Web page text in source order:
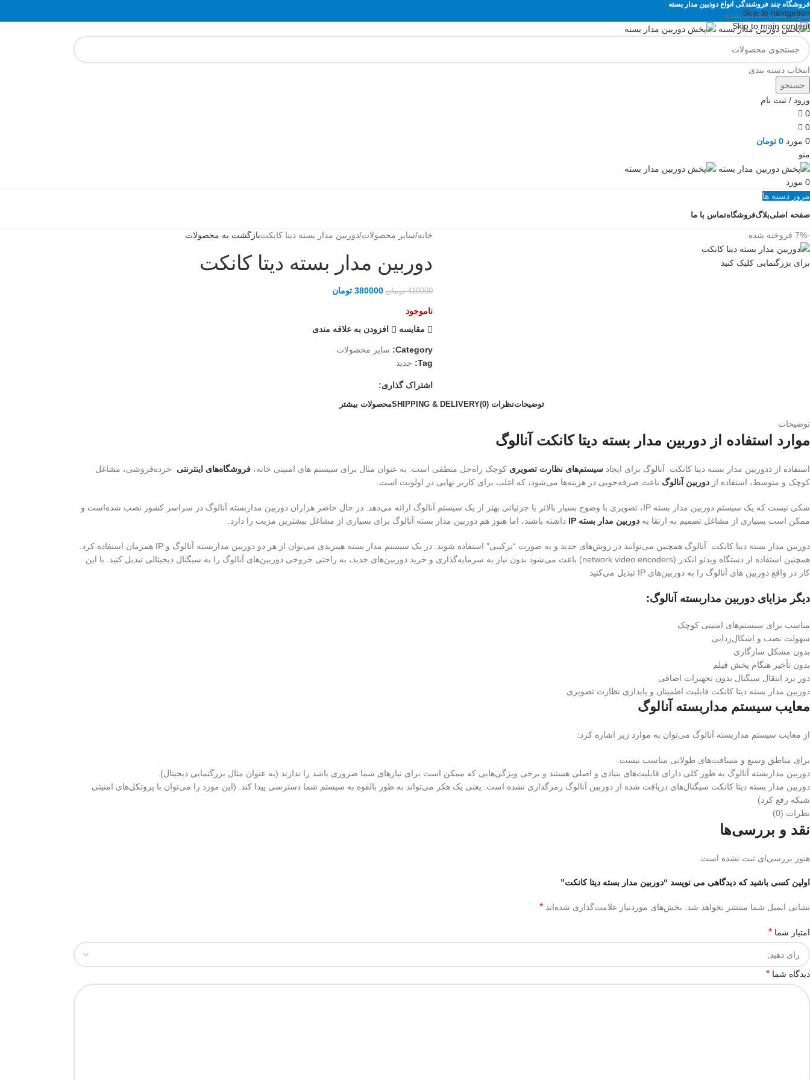
Skip to navigation
Skip to main content
فروشگاه چند فروشندگی انواع دوذبین مدار بسته
منوی اشتباه انتخاب شده
انتخاب دسته بندی
جستجو
ورود / ثبت نام
0
0
0 مورد 0 تومان
منو
0 مورد
مرور دسته ها
صفحه اصلیبلاگفروشگاهتماس با ما
-7% فروخته شده
برای بزرگنمایی کلیک کنید
خانه سایر محصولات دوربین مدار بسته دیتا کانکتبازگشت به محصولات
دوربین مدار بسته دیتا کانکت
410000 تومان 380000 تومان
ناموجود
مقايسه
افزودن به علاقه مندی
Category:
سایر محصولات
Tag:
جدید
اشتراک گذاری:
توضیحاتنظرات (0) SHIPPING & DELIVERYمحصولات بیشتر
توضیحات
موارد استفاده از دوربین مدار بسته دیتا کانکت آنالوگ
استفاده از ددوربین مدار بسته دیتا کانکت آنالوگ برای ایجاد سیستم‌های نظارت تصویری کوچک راه‌حل منطقی است. به عنوان مثال برای سیستم های امنیتی خانه، فروشگاه‌های اینترنتی خرده‌فروشی، مشاغل
کوچک و متوسط، استفاده از دوربین آنالوگ باعث صرفه‌جویی در هزینه‌ها می‌شود، که اغلب برای کاربر نهایی در اولویت است.
شکی نیست که یک سیستم دوربین مدار بسته IP، تصویری با وضوح بسیار بالاتر با جزئیاتی بهتر از یک سیستم آنالوگ ارائه می‌دهد. در حال حاضر هزاران دوربین مداربسته آنالوگ در سراسر کشور نصب شده‌است و
ممکن است بسیاری از مشاغل تصمیم به ارتقا به دوربین مدار بسته IP داشته باشند، اما هنوز هم دوربین مدار بسته آنالوگ برای بسیاری از مشاغل بیشترین مزیت را دارد.
دوربین مدار بسته دیتا کانکت آنالوگ همچنین می‌توانند در روش‌های جدید و به صورت “ترکیبی” استفاده شوند. در یک سیستم مدار بسته هیبریدی می‌توان از هر دو دوربین مداربسته آنالوگ و IP همزمان استفاده کرد.
همچنین استفاده از دستگاه ویدئو انکدر (network video encoders) باعث می‌شود بدون نیاز به سرمایه‌گذاری و خرید دوربین‌های جدید، به راحتی خروجی دوربین‌های آنالوگ را به سیگنال دیجیتالی تبدیل کنید. با این
کار در واقع دوربین های آنالوگ را به دوربین‌های IP تبدیل می‌کنید
دیگر مزایای دوربین مداربسته آنالوگ:
مناسب برای سیستم‌های امنیتی کوچک
سهولت نصب و اشکال‌زدایی
بدون مشکل سازگاری
بدون تأخیر هنگام پخش فیلم
دور برد انتقال سیگنال بدون تجهیزات اضافی
دوربین مدار بسته دیتا کانکت قابلیت اطمینان و پایداری نظارت تصویری
معایب سیستم مداربسته آنالوگ
از معایب سیستم مداربسته آنالوگ می‌توان به موارد زیر اشاره کرد:
برای مناطق وسیع و مسافت‌های طولانی مناسب نیست.
دوربین مداربسته آنالوگ به طور کلی دارای قابلیت‌های بنیادی و اصلی هستند و برخی ویژگی‌هایی که ممکن است برای نیازهای شما ضروری باشد را ندارند (به عنوان مثال بزرگنمایی دیجیتال).
دوربین مدار بسته دیتا کانکت سیگنال‌های دریافت شده از دوربین آنالوگ رمزگذاری نشده است. یعنی یک هکر می‌تواند به طور بالقوه به سیستم شما دسترسی پیدا کند. (این مورد را می‌توان با پروتکل‌های امنیتی
شبکه رفع کرد)
نظرات (0)
نقد و بررسی‌ها
هنوز بررسی‌ای ثبت نشده است.
اولین کسی باشید که دیدگاهی می نویسد “دوربین مدار بسته دیتا کانکت”
نشانی ایمیل شما منتشر نخواهد شد. بخش‌های موردنیاز علامت‌گذاری شده‌اند *
امتیاز شما *
دیدگاه شما *